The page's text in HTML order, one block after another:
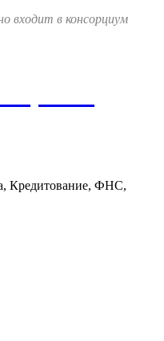
входит в консорциум
Кредитование, ФНС,